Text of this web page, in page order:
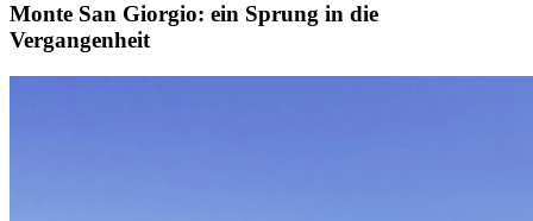
Monte San Giorgio: ein Sprung in die
Vergangenheit